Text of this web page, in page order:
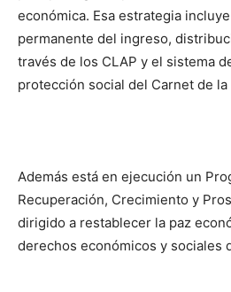
económica. Esa estrategia
permanente del ingreso,
través de los CLAP y el sistema
protección social del Carnet de la
Además está en ejecución un
Recuperación, Crecimiento y
dirigido a restablecer la paz
derechos económicos y sociales